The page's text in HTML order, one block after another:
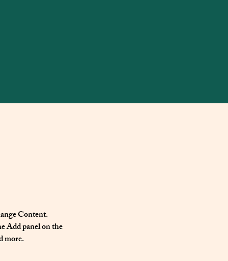
Content.
Add panel on the
more.